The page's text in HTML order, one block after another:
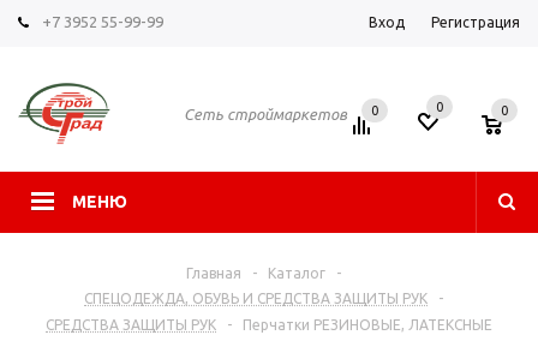
+7 3952 55-99-99 Вход Регистрация
Сеть строймаркетов
МЕНЮ
0 0 0
Главная - Каталог
-
СПЕЦОДЕЖДА, ОБУВЬ И СРЕДСТВА ЗАЩИТЫ РУК
-
СРЕДСТВА ЗАЩИТЫ РУК
- Перчатки РЕЗИНОВЫЕ, ЛАТЕКСНЫЕ